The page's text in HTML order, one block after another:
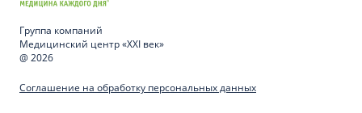
Группа компаний
Медицинский центр «XXI век»
@ 2026
Соглашение на обработку персональных данных